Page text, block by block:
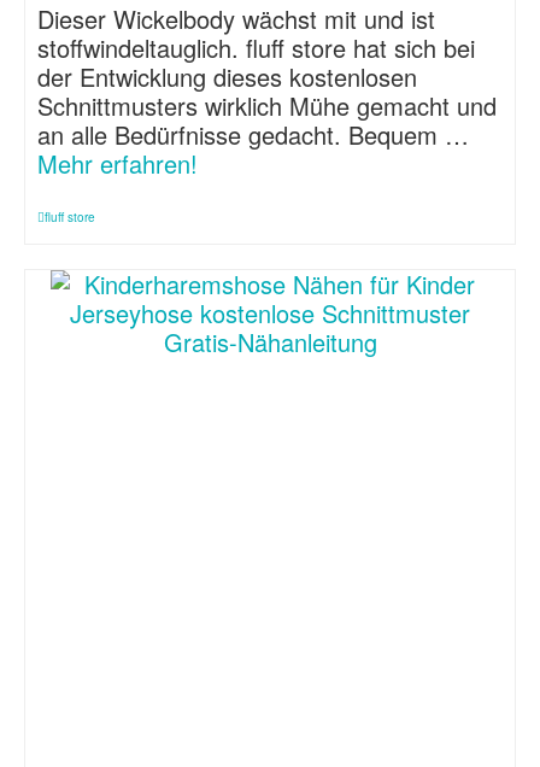
Dieser Wickelbody wächst mit und ist
stoffwindeltauglich. fluff store hat sich bei
der Entwicklung dieses kostenlosen
Schnittmusters wirklich Mühe gemacht und
an alle Bedürfnisse gedacht. Bequem …
Mehr erfahren!
fluff store